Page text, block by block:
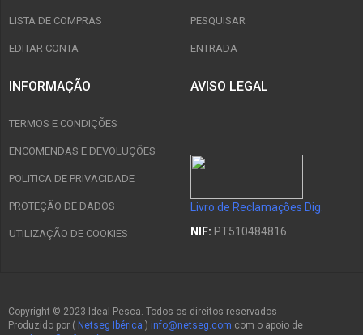
LISTA DE COMPRAS
EDITAR CONTA
PESQUISAR
ENTRADA
INFORMAÇÃO
TERMOS E CONDIÇÕES
ENCOMENDAS E DEVOLUÇÕES
POLITICA DE PRIVACIDADE
PROTEÇÃO DE DADOS
UTILIZAÇÃO DE COOKIES
AVISO LEGAL
Livro de Reclamações Dig.
NIF: PT510484816
Copyright © 2023 Ideal Pesca. Todos os direitos reservados
Produzido por ( Netseg Ibérica ) info@netseg.com com o apoio de